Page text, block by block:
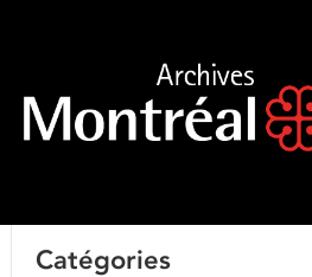
Catégories